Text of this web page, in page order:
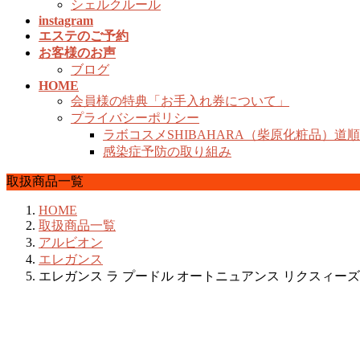
シェルクルール
instagram
エステのご予約
お客様のお声
ブログ
HOME
会員様の特典「お手入れ券について」
プライバシーポリシー
ラボコスメSHIBAHARA（柴原化粧品）道順
感染症予防の取り組み
取扱商品一覧
HOME
取扱商品一覧
アルビオン
エレガンス
エレガンス ラ プードル オートニュアンス リクスィー